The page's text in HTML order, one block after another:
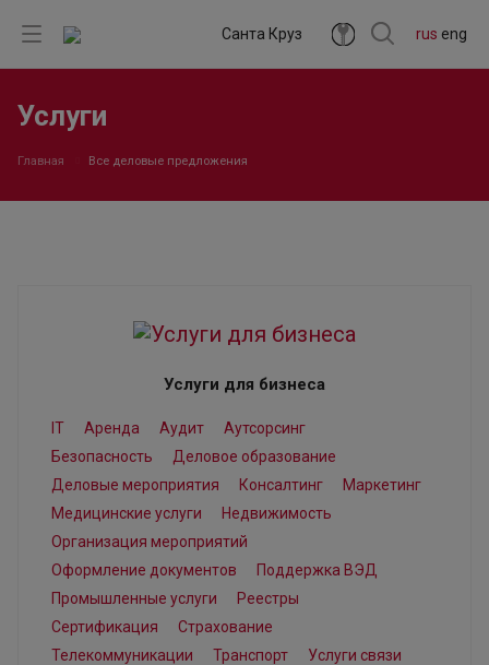
rus eng
Санта Круз
Услуги
Главная Все деловые предложения
Услуги для бизнеса
IT Аренда Аудит
Аутсорсинг
Безопасность
Деловое образование
Деловые мероприятия
Консалтинг
Маркетинг
Медицинские услуги
Недвижимость
Организация мероприятий
Оформление документов
Поддержка ВЭД
Промышленные услуги
Реестры
Сертификация
Страхование
Телекоммуникации
Транспорт
Услуги связи